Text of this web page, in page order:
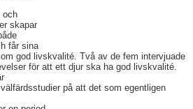
och
skapar
får sina
god livskvalité. Två av de fem intervjuade
för att ett djur ska ha god livskvalité.
på att det som egentligen